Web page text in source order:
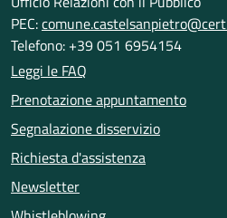
PEC:
Telefono: +39 051 6954154
Leggi le FAQ
Prenotazione appuntamento
Segnalazione disservizio
Richiesta d'assistenza
Newsletter